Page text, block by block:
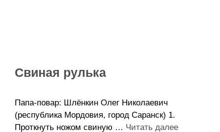
Свиная рулька
Папа-повар: Шлёнкин Олег Николаевич
(республика Мордовия, город Саранск) 1.
Проткнуть ножом свиную … Читать далее